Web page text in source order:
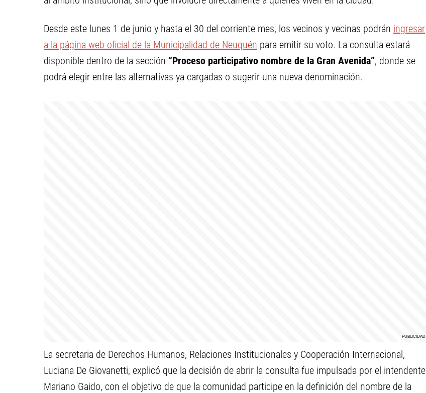
Desde este lunes 1 de junio y hasta el 30 del corriente mes, los vecinos y vecinas podrán ingresar
a la página web oficial de la Municipalidad de Neuquén para emitir su voto. La consulta estará
disponible dentro de la sección “Proceso participativo nombre de la Gran Avenida”, donde se
podrá elegir entre las alternativas ya cargadas o sugerir una nueva denominación.
La secretaria de Derechos Humanos, Relaciones Institucionales y Cooperación Internacional,
Luciana De Giovanetti, explicó que la decisión de abrir la consulta fue impulsada por el intendente
Mariano Gaido, con el objetivo de que la comunidad participe en la definición del nombre de la